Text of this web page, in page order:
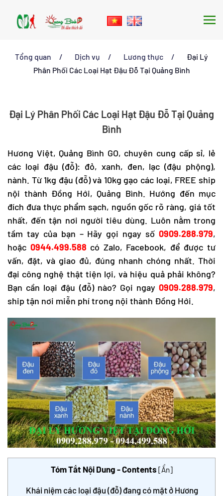
Skip to main content
Tổng quan Dịch vụ Lương thực
Đại Lý
Phân Phối Các Loại Hạt Đậu Đỗ Tại Quảng Bình
Đại Lý Phân Phối Các Loại Hạt Đậu Đỗ Tại Quảng
Bình
Hương Việt, Quảng Bình GO, chuyên cung cấp sỉ, lẻ
các loại đậu (đỗ): đỏ, xanh, đen, lạc (đậu phộng),
nành. Từ 1kg đậu (đỗ) và 10kg gạo các loại, FREE ship
nội thành Đồng Hới, Quảng Bình. Hướng đến mục
đích đưa thực phẩm sạch, nguồn gốc rõ ràng, giá tốt
nhất, đến tận nơi người tiêu dùng. Luôn nằm trong
tầm tay của bạn – Hãy gọi ngay số 0909.288.979,
hoặc 0944.499.588 có Zalo, Facebook, để được tư
vấn, đặt, và giao đủ, đúng nhanh chóng nhất. Thời
đại công nghệ thật tiện lợi, và hiệu quả phải không?
Bạn cần loại đậu (đỗ) nào? Gọi ngay 0909.288.979,
ship tận nơi miễn phí trong nội thành Đồng Hới.
Tóm Tắt Nội Dung - Contents [Ẩn]
Khái niệm các loại đậu (đỗ) đang có mặt ở Hương